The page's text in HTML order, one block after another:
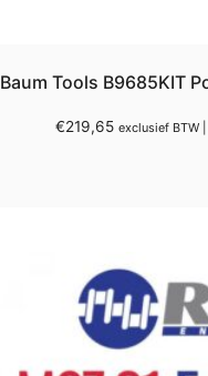
Baum Tools B9685KIT
€219,65 exclusief BTW |